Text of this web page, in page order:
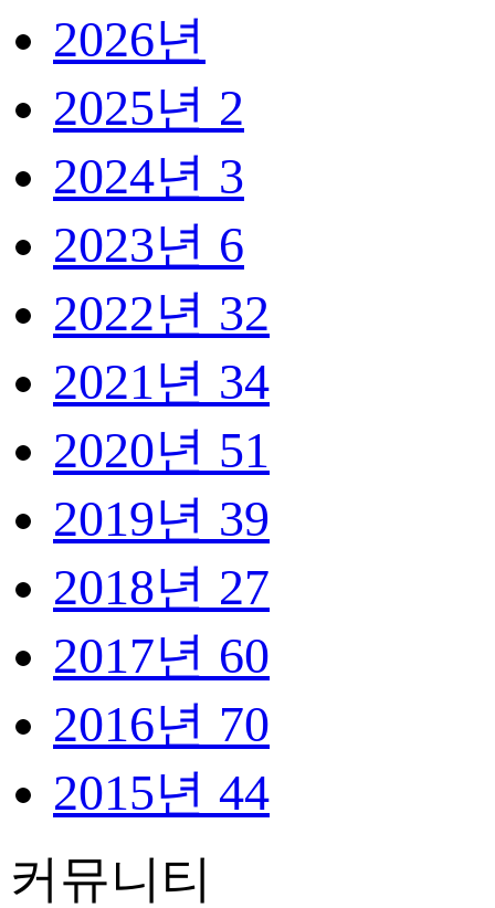
2026년
2025년 2
2024년 3
2023년 6
2022년 32
2021년 34
2020년 51
2019년 39
2018년 27
2017년 60
2016년 70
2015년 44
커뮤니티